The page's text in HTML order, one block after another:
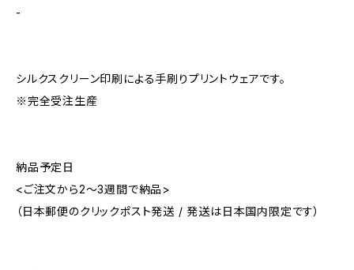
-
シルクスクリーン印刷による手刷りプリントウェアです。
※完全受注生産
納品予定日
<ご注文から2〜3週間で納品>
（日本郵便のクリックポスト発送 / 発送は日本国内限定です）